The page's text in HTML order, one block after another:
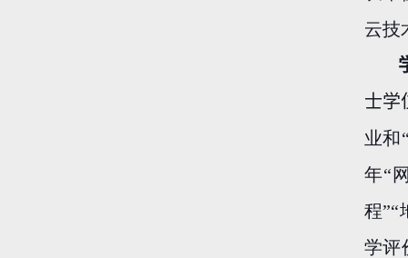
云技
士学
业和
年“
程”“
学评